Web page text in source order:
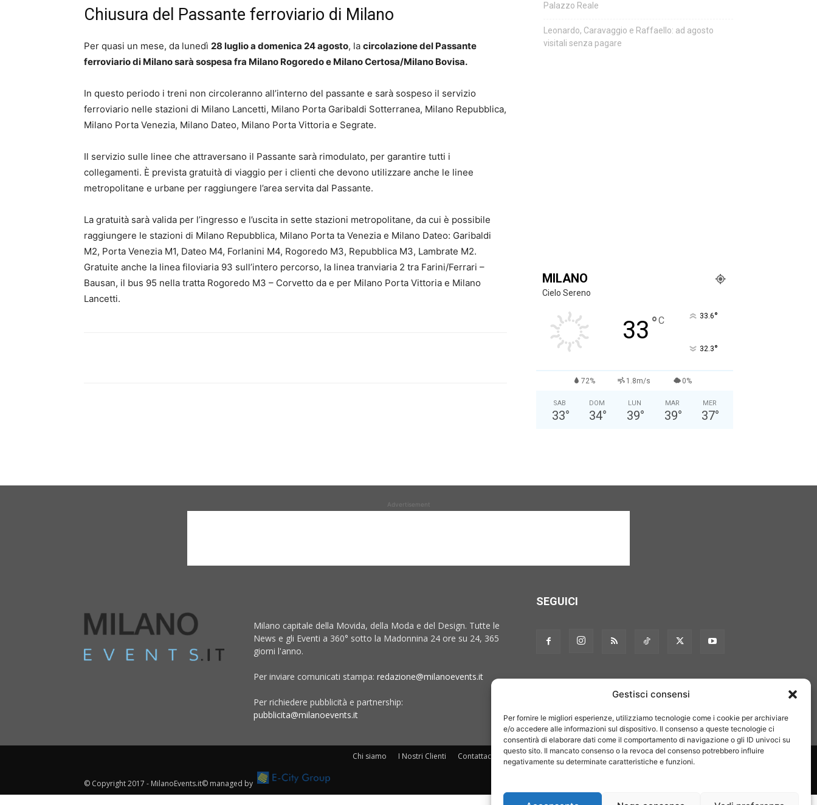
Gestisci consensi
Per fornire le migliori esperienze, utilizziamo tecnologie come i cookie per archiviare
e/o accedere alle informazioni sul dispositivo. Il consenso a queste tecnologie ci
consentirà di elaborare dati come il comportamento di navigazione o gli ID univoci su
questo sito. Il mancato consenso o la revoca del consenso potrebbero influire
negativamente su determinate caratteristiche e funzioni.
Chiusura del Passante ferroviario di Milano
Per quasi un mese, da lunedì 28 luglio a domenica 24 agosto, la circolazione del Passante
ferroviario di Milano sarà sospesa fra Milano Rogoredo e Milano Certosa/Milano Bovisa.
In questo periodo i treni non circoleranno all’interno del passante e sarà sospeso il servizio
ferroviario nelle stazioni di Milano Lancetti, Milano Porta Garibaldi Sotterranea, Milano Repubblica,
Milano Porta Venezia, Milano Dateo, Milano Porta Vittoria e Segrate.
Il servizio sulle linee che attraversano il Passante sarà rimodulato, per garantire tutti i
collegamenti. È prevista gratuità di viaggio per i clienti che devono utilizzare anche le linee
metropolitane e urbane per raggiungere l’area servita dal Passante.
La gratuità sarà valida per l’ingresso e l’uscita in sette stazioni metropolitane, da cui è possibile
raggiungere le stazioni di Milano Repubblica, Milano Porta ta Venezia e Milano Dateo: Garibaldi
M2, Porta Venezia M1, Dateo M4, Forlanini M4, Rogoredo M3, Repubblica M3, Lambrate M2.
Gratuite anche la linea filoviaria 93 sull’intero percorso, la linea tranviaria 2 tra Farini/Ferrari –
Bausan, il bus 95 nella tratta Rogoredo M3 – Corvetto da e per Milano Porta Vittoria e Milano
Lancetti.
Palazzo Reale
Leonardo, Caravaggio e Raffaello: ad agosto
visitali senza pagare
MILANO
Cielo Sereno
33 °C 33.6°
32.3°
72% 1.8m/s 0%
SAB
33°
DOM
34°
LUN
39°
MAR
39°
MER
37°
Advertisement
Milano capitale della Movida, della Moda e del Design. Tutte le
News e gli Eventi a 360° sotto la Madonnina 24 ore su 24, 365
giorni l'anno.
Per inviare comunicati stampa: redazione@milanoevents.it
Per richiedere pubblicità e partnership:
pubblicita@milanoevents.it
SEGUICI
Chi siamo I Nostri Clienti Contattaci Collabora con noi Pubblicità Privacy policy Linee editoriali
© Copyright 2017 - MilanoEvents.it© managed by